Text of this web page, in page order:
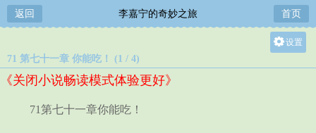
返回 李嘉宁的奇妙之旅 首页
设置
71 第七十一章 你能吃！ (1 / 4)
《关闭小说畅读模式体验更好》
71第七十一章你能吃！